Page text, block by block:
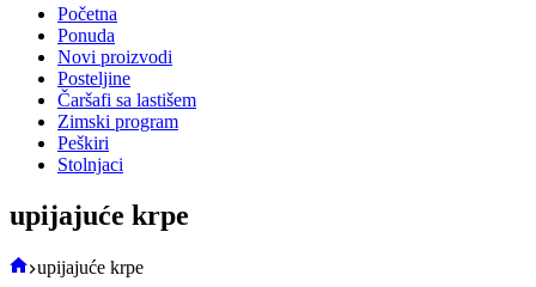
Početna
Ponuda
Novi proizvodi
Posteljine
Čaršafi sa lastišem
Zimski program
Peškiri
Stolnjaci
upijajuće krpe
Početna
upijajuće krpe